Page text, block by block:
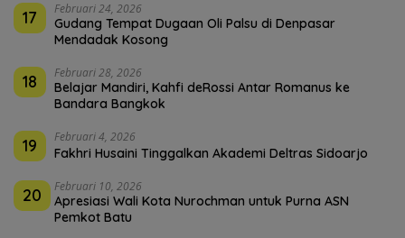
17 Februari 24, 2026
Gudang Tempat Dugaan Oli Palsu di Denpasar
Mendadak Kosong
18 Februari 28, 2026
Belajar Mandiri, Kahfi deRossi Antar Romanus ke
Bandara Bangkok
19 Februari 4, 2026
Fakhri Husaini Tinggalkan Akademi Deltras Sidoarjo
20 Februari 10, 2026
Apresiasi Wali Kota Nurochman untuk Purna ASN
Pemkot Batu